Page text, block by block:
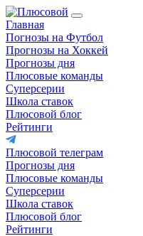
Главная
Погнозы на Футбол
Прогнозы на Хоккей
Прогнозы дня
Плюсовые команды
Суперсерии
Школа ставок
Плюсовой блог
Рейтинги
Плюсовой телеграм
Прогнозы дня
Плюсовые команды
Суперсерии
Школа ставок
Плюсовой блог
Рейтинги